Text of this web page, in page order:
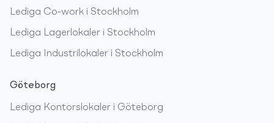
Lediga Co-work i Stockholm
Lediga Lagerlokaler i Stockholm
Lediga Industrilokaler i Stockholm
Göteborg
Lediga Kontorslokaler i Göteborg